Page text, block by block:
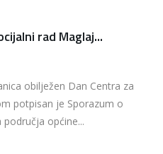
rad Maglaj...
obilježen Dan Centra za
potpisan je Sporazum o
općine...